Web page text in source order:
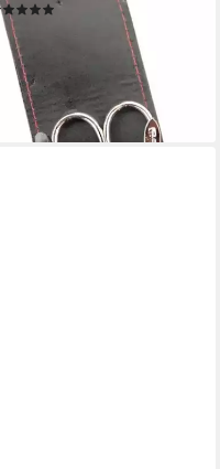
(2)
€
- in 3-4 Werktagen bei dir
+3